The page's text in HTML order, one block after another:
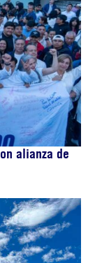
alianza de